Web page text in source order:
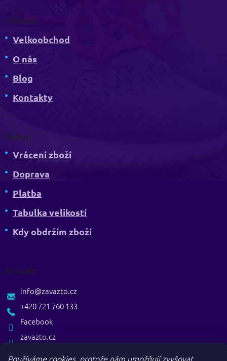
Používáme cookies, protože nám umožňují zvyšovat
O firmě
Velkoobchod
O nás
Blog
Kontakty
Nákup
Vrácení zboží
Doprava
Platba
Tabulka velikostí
Kdy obdržím zboží
Kontakt
zavazto.cz
info@zavazto.cz
+420 721 760 133
Facebook